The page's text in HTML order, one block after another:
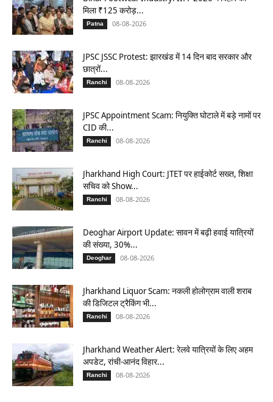
मिला ₹125 करोड़...
Patna 08-08-2026
JPSC JSSC Protest: झारखंड में 14 दिन बाद सरकार और
छात्रों...
Ranchi 08-08-2026
JPSC Appointment Scam: नियुक्ति घोटाले में बड़े नामों पर
CID की...
Ranchi 08-08-2026
Jharkhand High Court: JTET पर हाईकोर्ट सख्त, शिक्षा
सचिव को Show...
Ranchi 08-08-2026
Deoghar Airport Update: सावन में बढ़ी हवाई यात्रियों
की संख्या, 30%...
Deoghar 08-08-2026
Jharkhand Liquor Scam: नकली होलोग्राम वाली शराब
की डिजिटल ट्रैकिंग भी...
Ranchi 08-08-2026
Jharkhand Weather Alert: रेलवे यात्रियों के लिए अहम
अपडेट, रांची-आनंद विहार...
Ranchi 08-08-2026